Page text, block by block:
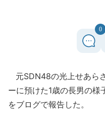
0
元SDN48の光上せあら
ーに預けた1歳の長男の様
をブログで報告した。